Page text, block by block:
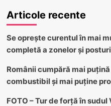
Articole recente
Se oprește curentul în mai
completă a zonelor și
Românii cumpără mai
combustibil și mai puține
FOTO – Tur de forță în